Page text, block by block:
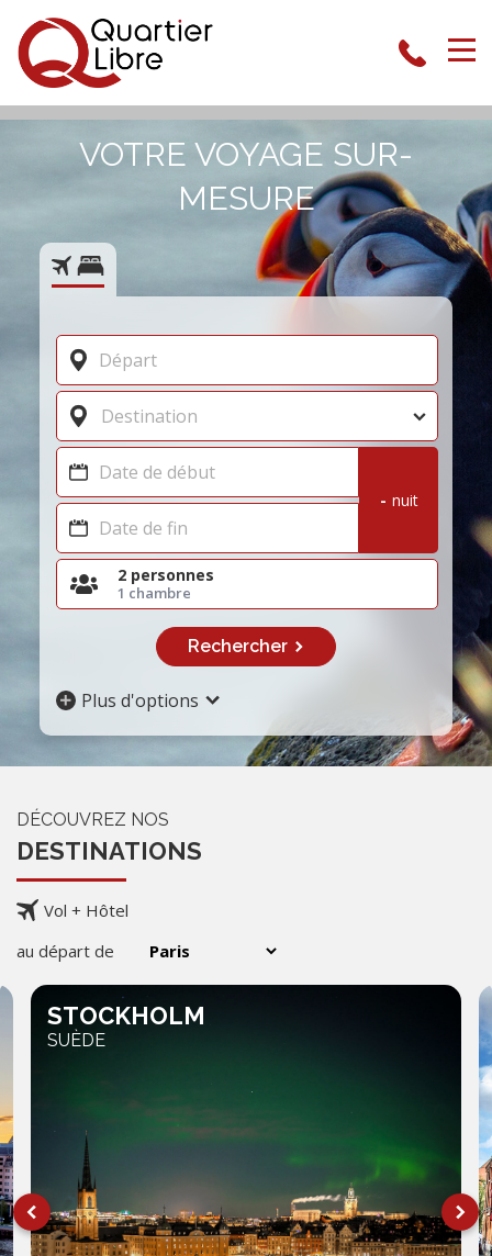
VOTRE VOYAGE SUR-
MESURE
- nuit
2 personnes
1 chambre
Rechercher
Plus d'options
DÉCOUVREZ NOS
DESTINATIONS
Vol + Hôtel
au départ de
STOCKHOLM
SUÈDE